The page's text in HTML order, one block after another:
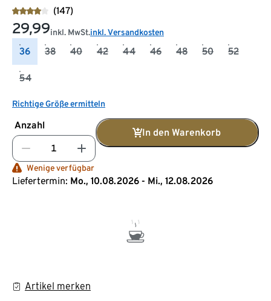
(147)
29,99inkl. MwSt.inkl. Versandkosten
36 38 40 42 44 46 48 50 52
54
Richtige Größe ermitteln
Anzahl
In den Warenkorb
Wenige verfügbar
Liefertermin: Mo., 10.08.2026 - Mi., 12.08.2026
Artikel merken